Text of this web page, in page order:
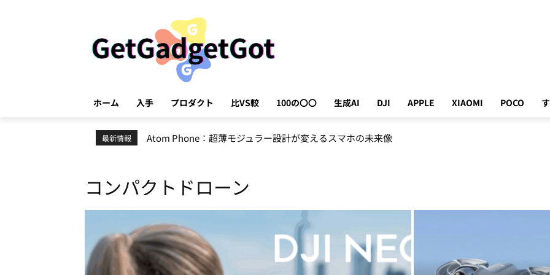
ホーム 入手 プロダクト 比VS較 100の〇〇 生成AI DJI APPLE XIAOMI POCO
最新情報 GPT-5.5：エージェント機能が劇的に進化した次世代AI
コンパクトドローン